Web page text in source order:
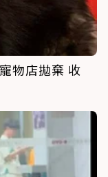
物店拋棄 收